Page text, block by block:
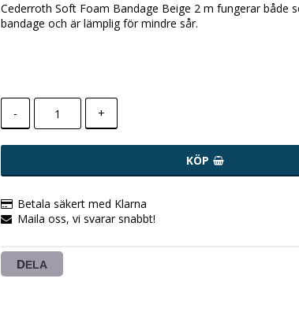
Cederroth Soft Foam Bandage Beige 2 m fungerar både
bandage och är lämplig för mindre sår.
- +
KÖP
Betala säkert med Klarna
Maila oss, vi svarar snabbt!
DELA